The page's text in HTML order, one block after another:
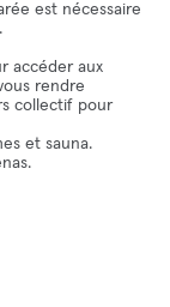
est nécessaire
accéder aux
rendre
collectif pour
et sauna.